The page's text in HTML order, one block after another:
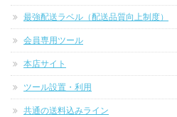
最強配送ラベル（配送品質向上制度）
会員専用ツール
本店サイト
ツール設置・利用
共通の送料込みライン